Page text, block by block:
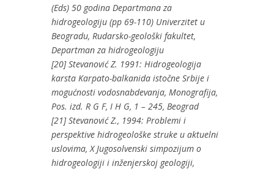
(Eds) 50 godina Departmana za
hidrogeologiju (pp 69-110) Univerzitet u
Beogradu, Rudarsko-geološki fakultet,
Departman za hidrogeologiju
[20] Stevanović Z. 1991: Hidrogeologija
karsta Karpato-balkanida istočne Srbije i
mogućnosti vodosnabdevanja, Monografija,
Pos. izd. R G F, I H G, 1 – 245, Beograd
[21] Stevanović Z., 1994: Problemi i
perspektive hidrogeološke struke u aktuelni
uslovima, X Jugosolvenski simpozijum o
hidrogeologiji i inženjerskoj geologiji,